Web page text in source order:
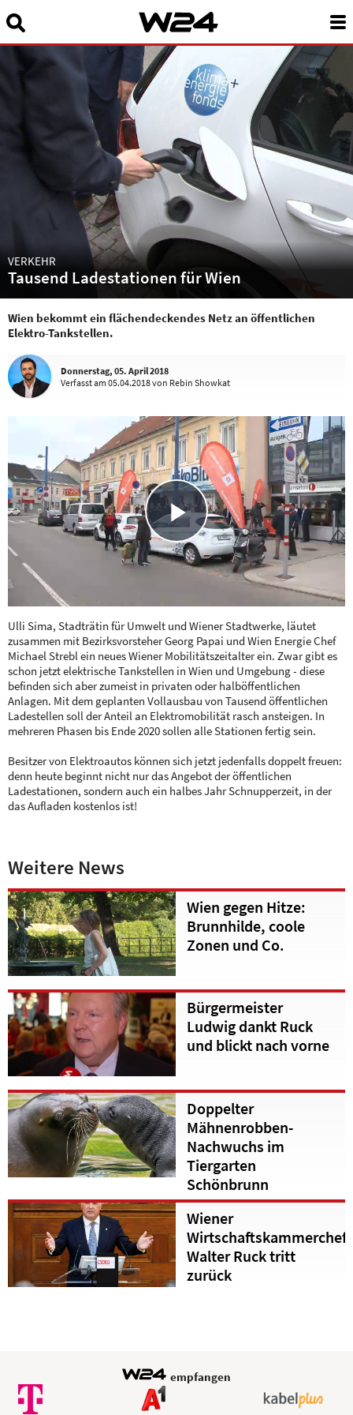
News
24 Stunden Wien
Sendungen A-Z
Programm
W24Smart
Podcasts
Service
Über uns
Suchbegriff eingeben:
VERKEHR
Tausend Ladestationen für Wien
Wien bekommt ein flächendeckendes Netz an öffentlichen
Elektro-Tankstellen.
Donnerstag, 05. April 2018
Verfasstam 05.04.2018von Rebin Showkat
Play
Video
Ulli Sima, Stadträtin für Umwelt und Wiener Stadtwerke, läutet
zusammen mit Bezirksvorsteher Georg Papai und Wien Energie Chef
Michael Strebl ein neues Wiener Mobilitätszeitalter ein. Zwar gibt es
schon jetzt elektrische Tankstellen in Wien und Umgebung - diese
befinden sich aber zumeist in privaten oder halböffentlichen
Anlagen. Mit dem geplanten Vollausbau von Tausend öffentlichen
Ladestellen soll der Anteil an Elektromobilität rasch ansteigen. In
mehreren Phasen bis Ende 2020 sollen alle Stationen fertig sein.
Besitzer von Elektroautos können sich jetzt jedenfalls doppelt freuen:
denn heute beginnt nicht nur das Angebot der öffentlichen
Ladestationen, sondern auch ein halbes Jahr Schnupperzeit, in der
das Aufladen kostenlos ist!
Weitere News
Wien gegen Hitze:
Brunnhilde, coole
Zonen und Co.
Bürgermeister
Ludwig dankt Ruck
und blickt nach vorne
Doppelter
Mähnenrobben-
Nachwuchs im
Tiergarten
Schönbrunn
Wiener
Wirtschaftskammerchef
Walter Ruck tritt
zurück
empfangen